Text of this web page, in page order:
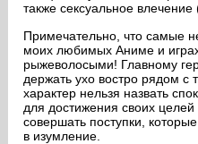
также сексуальное влечение
Примечательно, что самые
моих любимых Аниме и
рыжеволосыми! Главному
держать ухо востро рядом с
характер нельзя назвать
для достижения своих
совершать поступки,
в изумление.